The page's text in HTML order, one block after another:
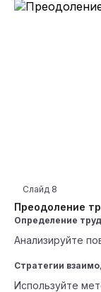
Преодоление
Слайд 8
Определение
Анализируйте
Стратегии
Используйте